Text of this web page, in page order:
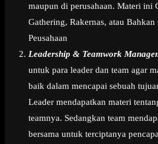
maupun di perusahaan. Materi ini
Gathering, Rakernas, atau
Peusahaan
Leadership & Teamwork
untuk para leader dan team agar
baik dalam mencapai sebuah
Leader mendapatkan materi
teamnya. Sedangkan team
bersama untuk terciptanya